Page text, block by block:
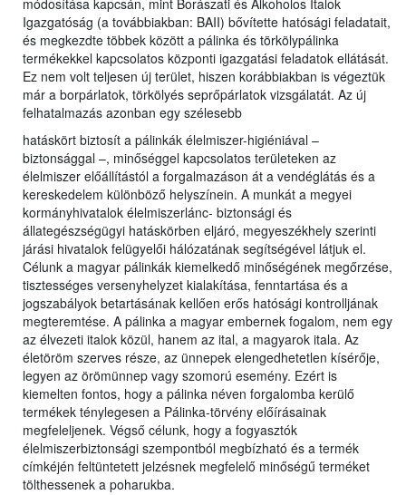
módosítása kapcsán, mint Borászati és Alkoholos Italok
Igazgatóság (a továbbiakban: BAII) bővítette hatósági feladatait,
és megkezdte többek között a pálinka és törkölypálinka
termékekkel kapcsolatos központi igazgatási feladatok ellátását.
Ez nem volt teljesen új terület, hiszen korábbiakban is végeztük
már a borpárlatok, törkölyés seprőpárlatok vizsgálatát. Az új
felhatalmazás azonban egy szélesebb
hatáskört biztosít a pálinkák élelmiszer-higiéniával –
biztonsággal –, minőséggel kapcsolatos területeken az
élelmiszer előállítástól a forgalmazáson át a vendéglátás és a
kereskedelem különböző helyszínein. A munkát a megyei
kormányhivatalok élelmiszerlánc- biztonsági és
állategészségügyi hatáskörben eljáró, megyeszékhely szerinti
járási hivatalok felügyelői hálózatának segítségével látjuk el.
Célunk a magyar pálinkák kiemelkedő minőségének megőrzése,
tisztességes versenyhelyzet kialakítása, fenntartása és a
jogszabályok betartásának kellően erős hatósági kontrolljának
megteremtése. A pálinka a magyar embernek fogalom, nem egy
az élvezeti italok közül, hanem az ital, a magyarok itala. Az
életöröm szerves része, az ünnepek elengedhetetlen kísérője,
legyen az örömünnep vagy szomorú esemény. Ezért is
kiemelten fontos, hogy a pálinka néven forgalomba kerülő
termékek ténylegesen a Pálinka-törvény előírásainak
megfeleljenek. Végső célunk, hogy a fogyasztók
élelmiszerbiztonsági szempontból megbízható és a termék
címkéjén feltüntetett jelzésnek megfelelő minőségű terméket
tölthessenek a poharukba.